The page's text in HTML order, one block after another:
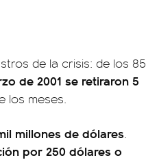
de la crisis: de los 85
de 2001 se retiraron 5
los meses.
millones de dólares.
por 250 dólares o